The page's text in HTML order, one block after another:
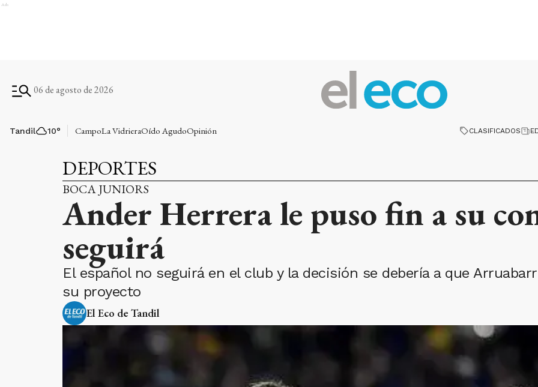
Ads
06 de agosto de 2026
Tandil 10° CampoLa VidrieraOído AgudoOpinión CLASIFICADOS
DEPORTES
BOCA JUNIORS
Ander Herrera le puso fin a su
seguirá
El español no seguirá en el club y la decisión se debería a que
su proyecto
El Eco de Tandil